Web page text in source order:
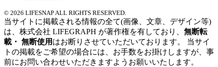
© 2026 LIFESNAP ALL RIGHTS RESERVED.
当サイトに掲載される情報の全て(画像、文章、デザイン等)
は、 株式会社 LIFEGRAPH が著作権を有しており、 無断転
載・ 無断使用 はお断りさせていただいております。
当サイ
トの掲載をご希望の場合には、 お手数をお掛けしますが、 事
前にお問い合わせいただきますよう お願いいたします。